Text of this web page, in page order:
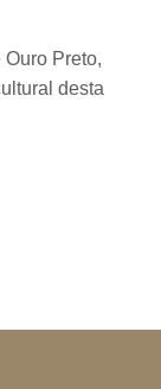
Preto,
desta